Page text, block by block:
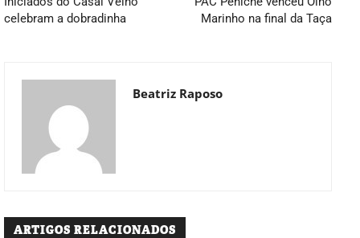
celebram a dobradinha
Marinho na final da Taça
Beatriz Raposo
ARTIGOS RELACIONADOS